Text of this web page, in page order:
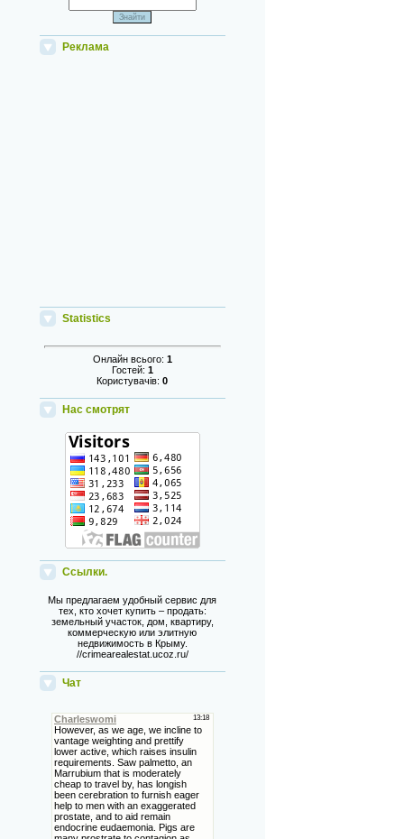
Реклама
Statistics
Онлайн всього: 1
Гостей: 1
Користувачів:0
Нас смотрят
Ссылки.
Мы предлагаем удобный сервис для
тех, кто хочет купить – продать:
земельный участок, дом, квартиру,
коммерческую или элитную
недвижимость в Крыму.
//crimearealestat.ucoz.ru/
Чат